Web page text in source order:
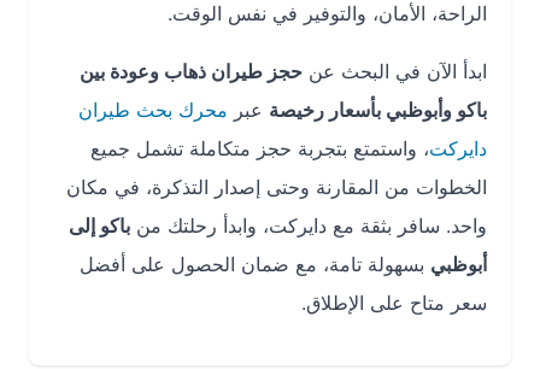
الراحة، الأمان، والتوفير في نفس الوقت.
ابدأ الآن في البحث عنحجز طيران ذهاب وعودة بين
باكو وأبوظبي بأسعار رخيصة عبرمحرك بحث طيران
دايركت، واستمتع بتجربة حجز متكاملة تشمل جميع
الخطوات من المقارنة وحتى إصدار التذكرة، في مكان
واحد. سافر بثقة مع دايركت، وابدأ رحلتك منباكو إلى
أبوظبيبسهولة تامة، مع ضمان الحصول على أفضل
سعر متاح على الإطلاق.